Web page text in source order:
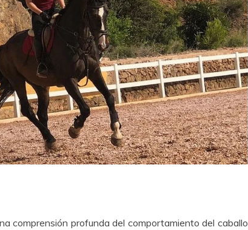
comprensión profunda del comportamiento del caballo